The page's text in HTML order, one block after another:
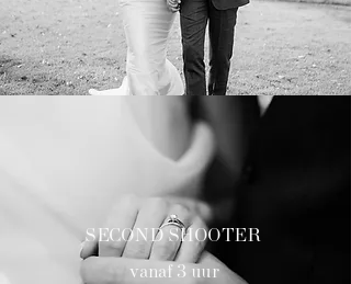
SECOND SHOOTER
vanaf 3 uur